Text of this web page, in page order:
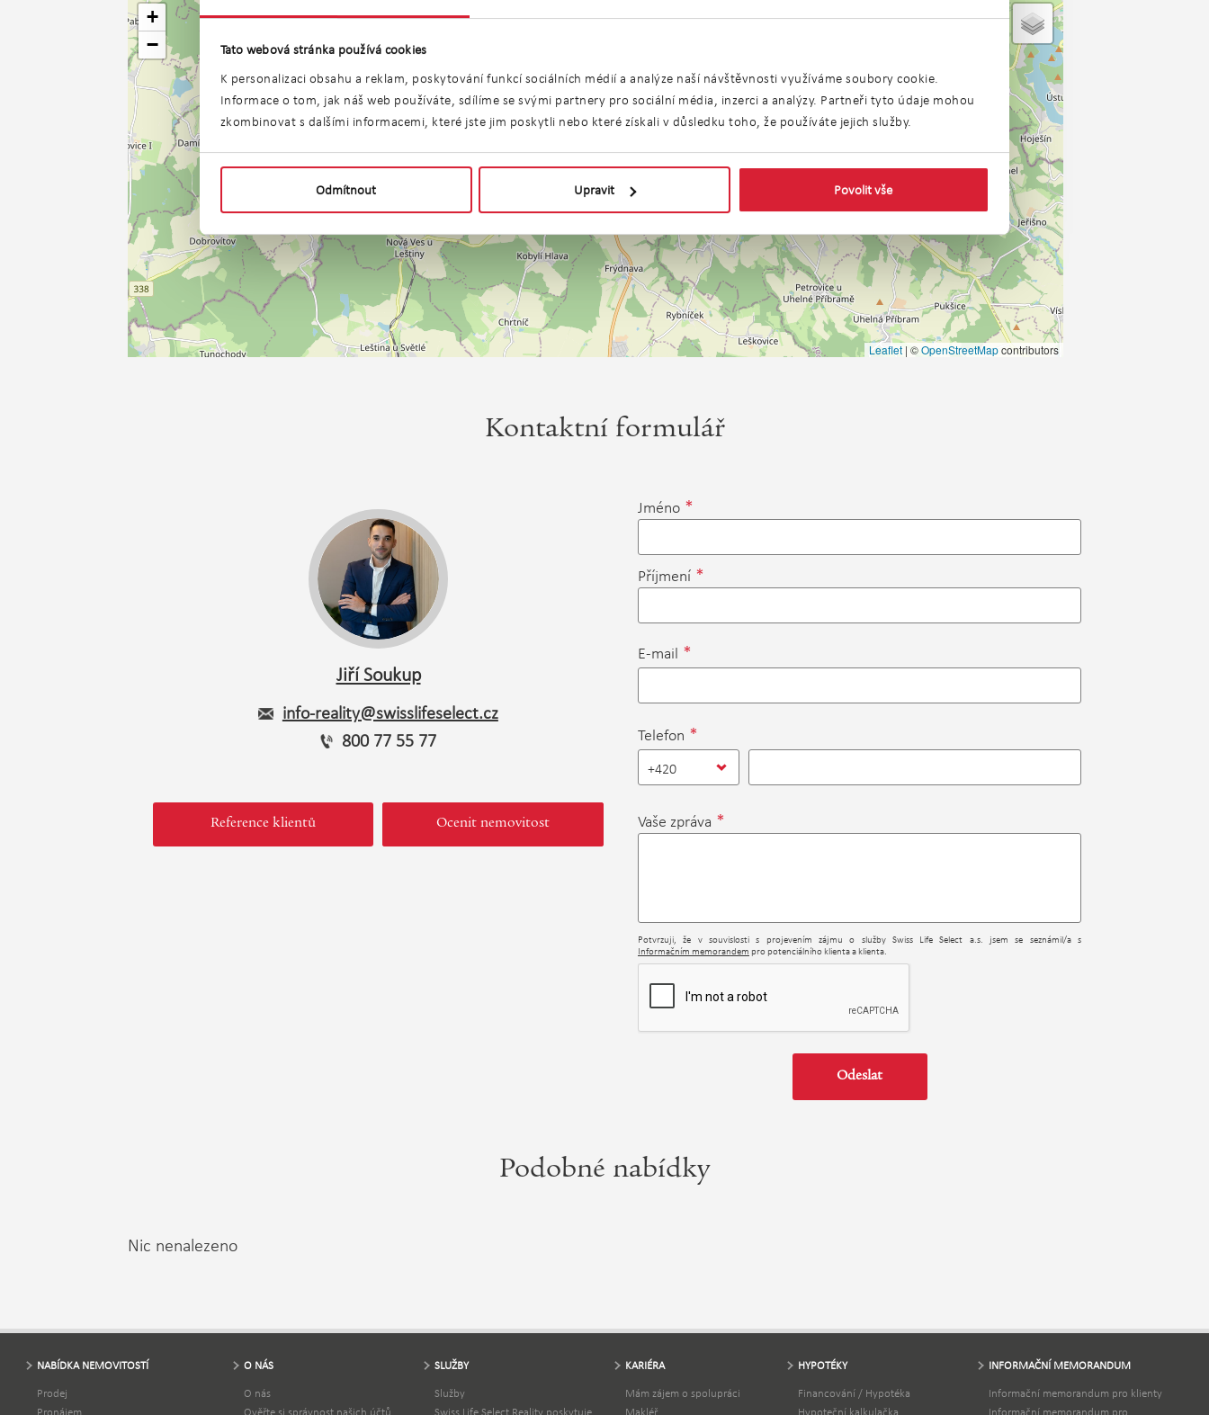
Tato webová stránka používá cookies
K personalizaci obsahu a reklam, poskytování funkcí sociálních médií a analýze naší návštěvnosti využíváme soubory cookie.
Informace o tom, jak náš web používáte, sdílíme se svými partnery pro sociální média, inzerci a analýzy. Partneři tyto údaje mohou
zkombinovat s dalšími informacemi, které jste jim poskytli nebo které získali v důsledku toho, že používáte jejich služby.
Odmítnout Upravit Povolit vše
+
−
Leaflet | ©OpenStreetMapcontributors
Kontaktní formulář
Jiří Soukup
info-reality@swisslifeselect.cz
800 77 55 77
Reference klientů Ocenit nemovitost
Jméno *
Příjmení *
E-mail *
Telefon *
+420
Vaše zpráva *
Potvrzuji, že v souvislosti s projevením zájmu o služby Swiss Life Select a.s. jsem se seznámil/a s
Informačním memorandem pro potenciálního klienta a klienta.
Podobné nabídky
Nic nenalezeno
NABÍDKA NEMOVITOSTÍ
Prodej
Pronájem
O NÁS
O nás
Ověřte si správnost našich účtů
SLUŽBY
Služby
Swiss Life Select Reality poskytuje
KARIÉRA
Mám zájem o spolupráci
Makléř
HYPOTÉKY
Financování / Hypotéka
Hypoteční kalkulačka
INFORMAČNÍ MEMORANDUM
Informační memorandum pro klienty
Informační memorandum pro